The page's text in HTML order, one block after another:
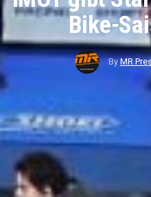
Bike-
ByMR